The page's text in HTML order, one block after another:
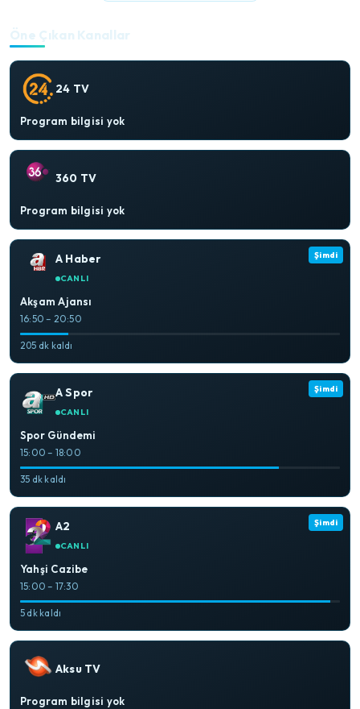
Öne Çıkan Kanallar
24 TV
Program bilgisi yok
360 TV
Program bilgisi yok
Şimdi
A Haber
CANLI
Akşam Ajansı
16:50 – 20:50
205 dk kaldı
Şimdi
A Spor
CANLI
Spor Gündemi
15:00 – 18:00
35 dk kaldı
Şimdi
A2
CANLI
Yahşi Cazibe
15:00 – 17:30
5 dk kaldı
Aksu TV
Program bilgisi yok